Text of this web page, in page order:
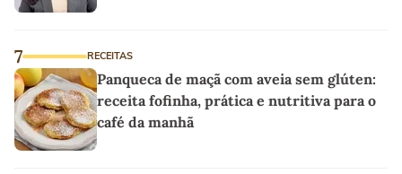
7 RECEITAS
Panqueca de maçã com aveia sem glúten:
receita fofinha, prática e nutritiva para o
café da manhã